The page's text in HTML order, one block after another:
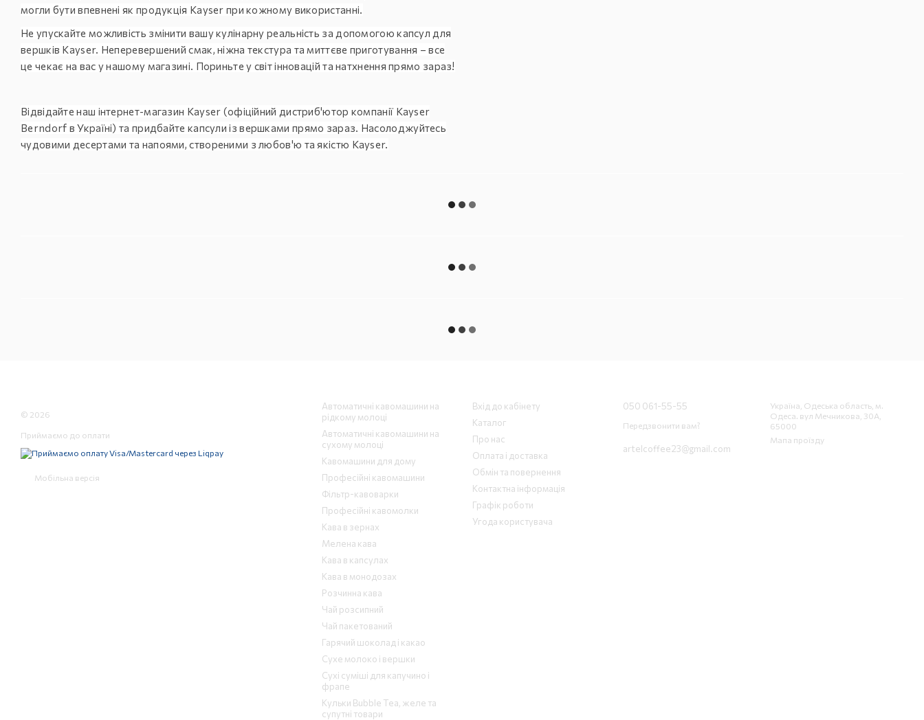
могли бути впевнені як продукція Kayser при кожному використанні.
Не упускайте можливість змінити вашу кулінарну реальність за допомогою капсул для
вершків Kayser. Неперевершений смак, ніжна текстура та миттєве приготування – все
це чекає на вас у нашому магазині. Пориньте у світ інновацій та натхнення прямо зараз!
Відвідайте наш інтернет-магазин Kayser (офіційний дистриб'ютор компанії Kayser
Berndorf в Україні) та придбайте капсули із вершками прямо зараз. Насолоджуйтесь
чудовими десертами та напоями, створеними з любов'ю та якістю Kayser.
© 2026
Приймаємо до оплати
Мобільна версія
Автоматичні кавомашини на
рідкому молоці
Автоматичні кавомашини на
сухому молоці
Кавомашини для дому
Професійні кавомашини
Фільтр-кавоварки
Професійні кавомолки
Кава в зернах
Мелена кава
Кава в капсулах
Кава в монодозах
Розчинна кава
Чай розсипний
Чай пакетований
Гарячий шоколад і какао
Сухе молоко і вершки
Сухі суміші для капучино і
фрапе
Кульки Bubble Tea, желе та
супутні товари
Вхід до кабінету
Каталог
Про нас
Оплата і доставка
Обмін та повернення
Контактна інформація
Графік роботи
Угода користувача
050 061-55-55
Передзвонити вам?
artelcoffee23@gmail.com
Україна, Одеська область, м.
Одеса. вул Мечникова, 30А,
65000
Мапа проїзду